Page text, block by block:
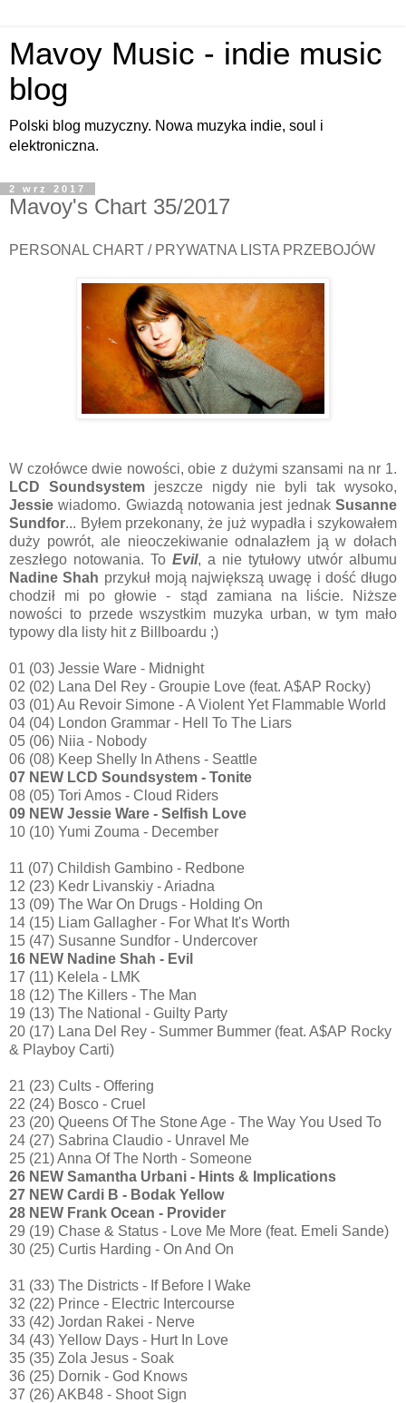
Mavoy Music - indie music
blog
Polski blog muzyczny. Nowa muzyka indie, soul i
elektroniczna.
2 wrz 2017
Mavoy's Chart 35/2017
PERSONAL CHART / PRYWATNA LISTA PRZEBOJÓW
W czołówce dwie nowości, obie z dużymi szansami na nr 1.
LCD Soundsystemjeszcze nigdy nie byli tak wysoko,
Jessie wiadomo. Gwiazdą notowania jest jednak Susanne
Sundfor... Byłem przekonany, że już wypadła i szykowałem
duży powrót, ale nieoczekiwanie odnalazłem ją w dołach
zeszłego notowania. To Evil, a nie tytułowy utwór albumu
Nadine Shah przykuł moją największą uwagę i dość długo
chodził mi po głowie - stąd zamiana na liście. Niższe
nowości to przede wszystkim muzyka urban, w tym mało
typowy dla listy hit z Billboardu ;)
01 (03) Jessie Ware - Midnight
02 (02) Lana Del Rey - Groupie Love (feat. A$AP Rocky)
03 (01) Au Revoir Simone - A Violent Yet Flammable World
04 (04) London Grammar - Hell To The Liars
05 (06) Niia - Nobody
06 (08) Keep Shelly In Athens - Seattle
07 NEW LCD Soundsystem - Tonite
08 (05) Tori Amos - Cloud Riders
09 NEW Jessie Ware - Selfish Love
10 (10) Yumi Zouma - December
11 (07) Childish Gambino - Redbone
12 (23) Kedr Livanskiy - Ariadna
13 (09) The War On Drugs - Holding On
14 (15) Liam Gallagher - For What It's Worth
15 (47) Susanne Sundfor - Undercover
16 NEW Nadine Shah - Evil
17 (11) Kelela - LMK
18 (12) The Killers - The Man
19 (13) The National - Guilty Party
20 (17) Lana Del Rey - Summer Bummer (feat. A$AP Rocky
& Playboy Carti)
21 (23) Cults - Offering
22 (24) Bosco - Cruel
23 (20) Queens Of The Stone Age - The Way You Used To
24 (27) Sabrina Claudio - Unravel Me
25 (21) Anna Of The North - Someone
26 NEW Samantha Urbani - Hints & Implications
27 NEW Cardi B - Bodak Yellow
28 NEW Frank Ocean - Provider
29 (19) Chase & Status - Love Me More (feat. Emeli Sande)
30 (25) Curtis Harding - On And On
31 (33) The Districts - If Before I Wake
32 (22) Prince - Electric Intercourse
33 (42) Jordan Rakei - Nerve
34 (43) Yellow Days - Hurt In Love
35 (35) Zola Jesus - Soak
36 (25) Dornik - God Knows
37 (26) AKB48 - Shoot Sign